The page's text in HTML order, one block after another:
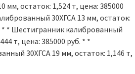
мм, остаток: 1,524 т, цена: 385000
30ХГСА 13 мм, остаток:
* * Шестигранник калиброванный
т, цена: 385000 руб. * *
30ХГСА 19 мм, остаток: 1,146 т,